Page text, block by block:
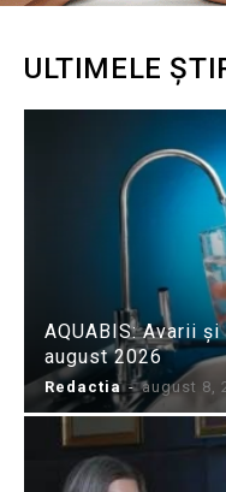
ULTIMELE
AQUABIS: Avarii
august 2026
Redactia - august 8,